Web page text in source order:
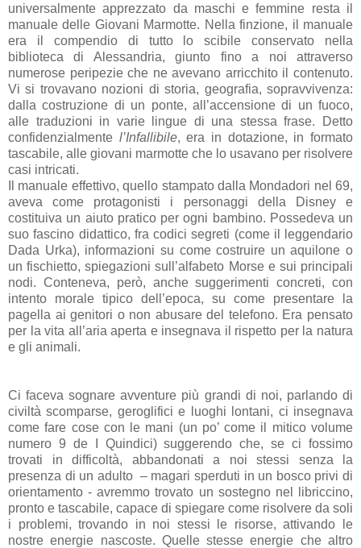
universalmente apprezzato da maschi e femmine resta il
manuale delle Giovani Marmotte. Nella finzione, il manuale
era il compendio di tutto lo scibile conservato nella
biblioteca di Alessandria, giunto fino a noi attraverso
numerose peripezie che ne avevano arricchito il contenuto.
Vi si trovavano nozioni di storia, geografia, sopravvivenza:
dalla costruzione di un ponte, all’accensione di un fuoco,
alle traduzioni in varie lingue di una stessa frase. Detto
confidenzialmente l’Infallibile, era in dotazione, in formato
tascabile, alle giovani marmotte che lo usavano per risolvere
casi intricati.
Il manuale effettivo, quello stampato dalla Mondadori nel 69,
aveva come protagonisti i personaggi della Disney e
costituiva un aiuto pratico per ogni bambino. Possedeva un
suo fascino didattico, fra codici segreti (come il leggendario
Dada Urka), informazioni su come costruire un aquilone o
un fischietto, spiegazioni sull’alfabeto Morse e sui principali
nodi. Conteneva, però, anche suggerimenti concreti, con
intento morale tipico dell’epoca, su come presentare la
pagella ai genitori o non abusare del telefono. Era pensato
per la vita all’aria aperta e insegnava il rispetto per la natura
e gli animali.
Ci faceva sognare avventure più grandi di noi, parlando di
civiltà scomparse, geroglifici e luoghi lontani, ci insegnava
come fare cose con le mani (un po’ come il mitico volume
numero 9 de I Quindici) suggerendo che, se ci fossimo
trovati in difficoltà, abbandonati a noi stessi senza la
presenza di un adulto – magari sperduti in un bosco privi di
orientamento - avremmo trovato un sostegno nel libriccino,
pronto e tascabile, capace di spiegare come risolvere da soli
i problemi, trovando in noi stessi le risorse, attivando le
nostre energie nascoste. Quelle stesse energie che altro